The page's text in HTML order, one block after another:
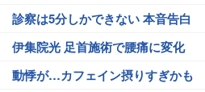
診察は5分しかできない 本音告白
伊集院光 足首施術で腰痛に変化
動悸が…カフェイン摂りすぎかも